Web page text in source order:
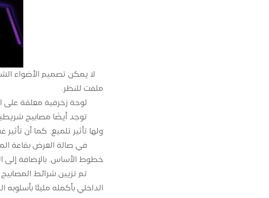
لا يمكن تصميم الأضواء
ملفت للنظر.
لوحة زخرفية معلقة على
ولها تأثير تلميع. كما أن
في صالة العرض بقاعة
خطوط الأساس. بالإضافة إلى
الداخلي بأكمله مليئًا